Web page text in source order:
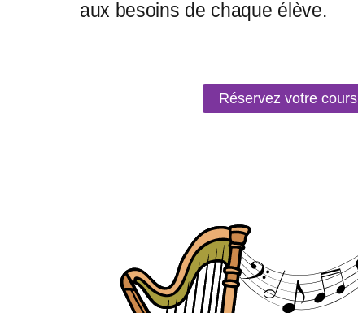
Réservez votre cours